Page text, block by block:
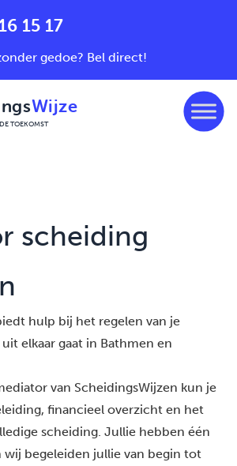
15 17
gedoe? Bel direct!
Wijze
TOEKOMST
scheiding
hulp bij het regelen van je
elkaar gaat in Bathmen en
van ScheidingsWijzen kun je
financieel overzicht en het
scheiding. Jullie hebben één
wij begeleiden jullie van begin tot